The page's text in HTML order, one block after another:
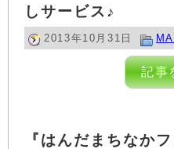
しサービス♪
2013年10月31日
記事
『はんだまちなか